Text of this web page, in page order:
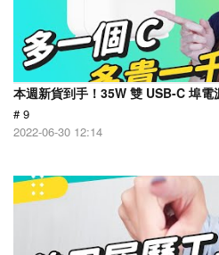
本週新貨到手！35W 雙 USB-C 埠
# 9
2022-06-30 12:14